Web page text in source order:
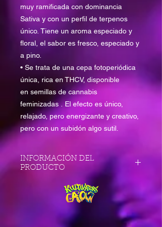
muy ramificada con dominancia
Sativa y con un perfil de terpenos
único. Tiene un aroma especiado y
floral, el sabor es fresco, especiado y
a pino.
• Se trata de una cepa fotoperiódica
única, rica en THCV, disponible
en semillas de cannabis
feminizadas . El efecto es único,
relajado, pero energizante y creativo,
pero con un subidón algo sutil.
INFORMACIÓN DEL
PRODUCTO